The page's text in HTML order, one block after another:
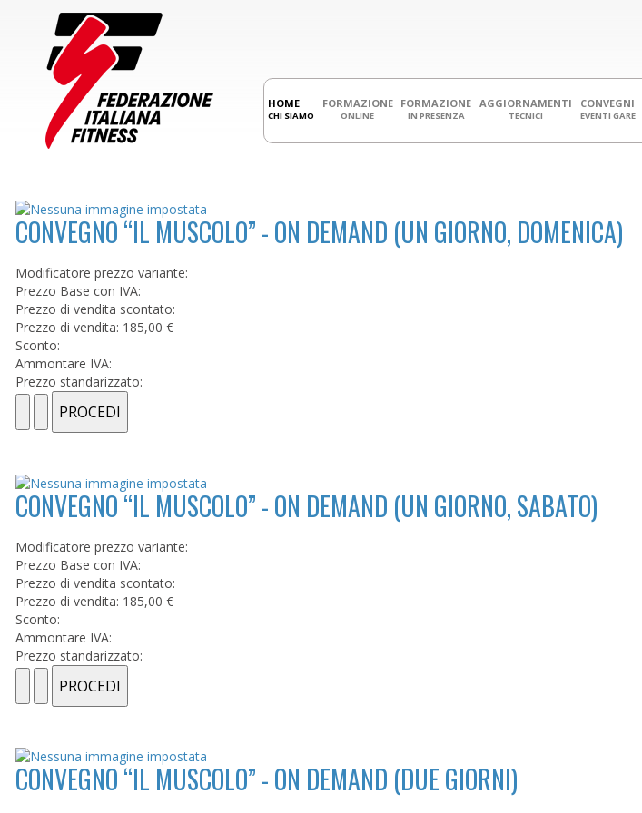
HOME
CHI SIAMO
FORMAZIONE
ONLINE
FORMAZIONE
IN PRESENZA
AGGIORNAMENTI
TECNICI
CONVEGNI
EVENTI GARE
CONVEGNO “IL MUSCOLO” - ON DEMAND (UN GIORNO, DOMENICA)
Modificatore prezzo variante:
Prezzo Base con IVA:
Prezzo di vendita scontato:
Prezzo di vendita: 185,00 €
Sconto:
Ammontare IVA:
Prezzo standarizzato:
CONVEGNO “IL MUSCOLO” - ON DEMAND (UN GIORNO, SABATO)
Modificatore prezzo variante:
Prezzo Base con IVA:
Prezzo di vendita scontato:
Prezzo di vendita: 185,00 €
Sconto:
Ammontare IVA:
Prezzo standarizzato:
CONVEGNO “IL MUSCOLO” - ON DEMAND (DUE GIORNI)